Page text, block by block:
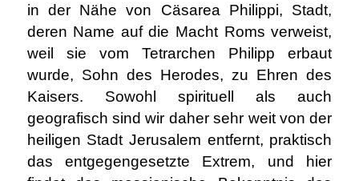
in der Nähe von Cäsarea Philippi, Stadt,
deren Name auf die Macht Roms verweist,
weil sie vom Tetrarchen Philipp erbaut
wurde, Sohn des Herodes, zu Ehren des
Kaisers. Sowohl spirituell als auch
geografisch sind wir daher sehr weit von der
heiligen Stadt Jerusalem entfernt, praktisch
das entgegengesetzte Extrem, und hier